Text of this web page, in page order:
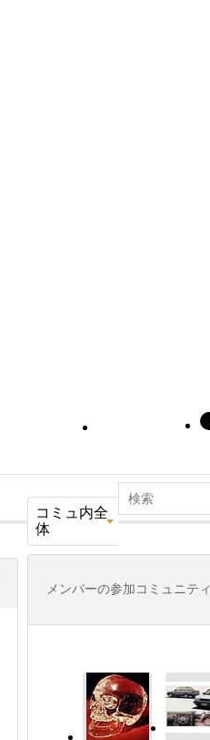
コミュ内全
体
メンバーの参加コミュニティ